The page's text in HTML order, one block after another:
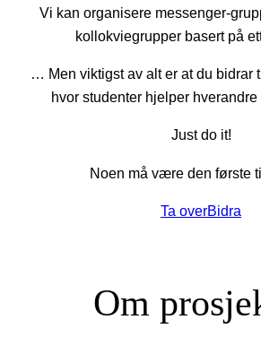
Vi kan organisere messenger-
kollokviegrupper basert på
… Men viktigst av alt er at du bidrar
hvor studenter hjelper
Just do it!
Noen må være den første
Ta overBidra
Om